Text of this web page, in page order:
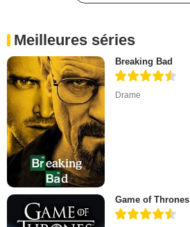
Meilleures séries
Breaking Bad
Drame
Game of Thrones